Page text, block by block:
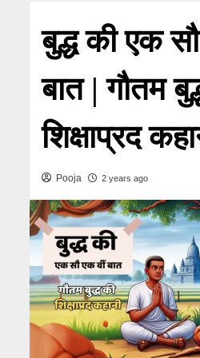
बुद्ध की एक
बात | गौतम
शिक्षाप्रद
Pooja 2 years ago